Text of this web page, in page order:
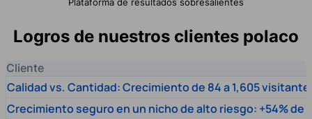
Logros de nuestros clientes polaco
Cliente
Calidad vs. Cantidad: Crecimiento de 84 a 1,605
Crecimiento seguro en un nicho de alto riesgo: +54% de